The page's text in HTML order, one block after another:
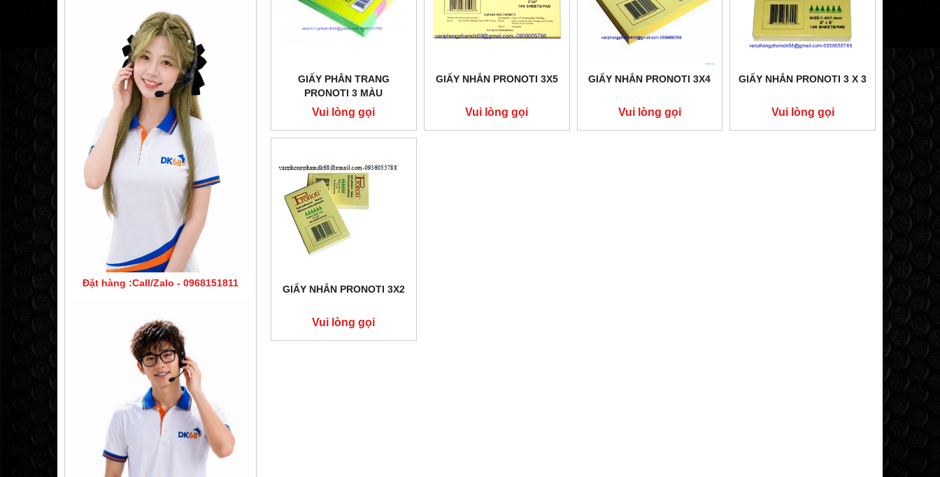
Đặt hàng :Call/Zalo - 0968151811
GIẤY PHÂN TRANG
PRONOTI 3 MÀU
Vui lòng gọi
GIẤY NHẮN PRONOTI 3X5
Vui lòng gọi
GIẤY NHẮN PRONOTI 3X4
Vui lòng gọi
GIẤY NHẮN PRONOTI 3 X 3
Vui lòng gọi
GIẤY NHẮN PRONOTI 3X2
Vui lòng gọi